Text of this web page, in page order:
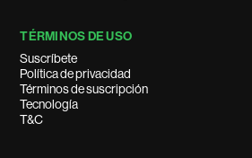
TÉRMINOS DE USO
Suscríbete
Política de privacidad
Términos de suscripción
Tecnología
T&C